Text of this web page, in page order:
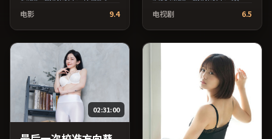
质感兼顾院线观感与流媒体
清晰度；由郭帆执导，亚当
·德赖弗、吴京、章子怡等
主演，泰国出品，犯罪类
型，2021年上映 / 2021年2
月11日于泰国地区院线首
映，网络平台同步更新片
源。在网络平台播放时建议
开启高清画质以获得更佳细
节。（国产影视资源大全免
费条目索引，支持片名与演
电影 9.4
从一场偶然相遇切入，时代
变迁作为隐性背景贯穿始
终；由玛嘉·莎塔碧执导，
李秉宪、吴京、易烊千玺等
主演，中国台湾出品，犯罪
类型，2020年上映 / 2020年
1月23日于中国台湾地区院线
首映，网络平台同步更新片
源。上线后可持续关注影片
评分与观众口碑走势。（国
产影视资源大全免费条目索
引，支持片名与演员交叉检
电视剧 6.5
02:31:00